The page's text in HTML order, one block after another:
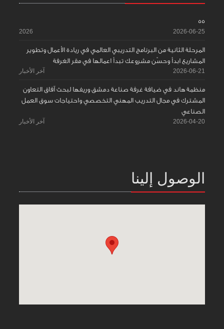
55
2026-06-25
2026
المرحلة الثانية من البرنامج التدريبي العالمي في ريادة الأعمال وتطوير
المشاريع ابدأ وحسّن مشروعك تبدأ اعمالها في مقر الغرفة
2026-06-21 آخر الأخبار
منظمة هاند في ضيافة غرفة صناعة دمشق وريفها لبحث آفاق التعاون
المشترك في مجال التدريب المهني التخصصي واحتياجات سوق العمل
الصناعي
2026-04-20 آخر الأخبار
الوصول إلينا